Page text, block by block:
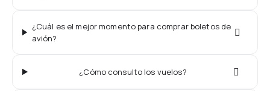
¿Cuál es el mejor momento para comprar boletos de
avión?
¿Cómo consulto los vuelos?